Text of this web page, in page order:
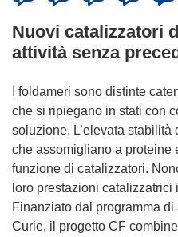
Nuovi catalizzatori
attività senza
I foldameri sono distinte
che si ripiegano in stati con
soluzione. L’elevata stabilità
che assomigliano a proteine
funzione di catalizzatori.
loro prestazioni catalizzatrici
Finanziato dal programma
Curie, il progetto CF